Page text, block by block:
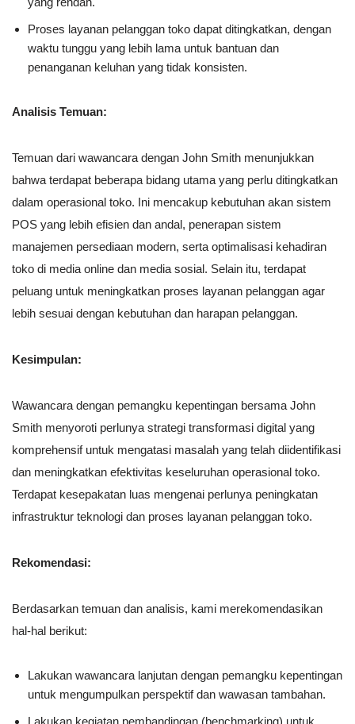
Proses layanan pelanggan toko dapat ditingkatkan, dengan
waktu tunggu yang lebih lama untuk bantuan dan
penanganan keluhan yang tidak konsisten.
Analisis Temuan:
Temuan dari wawancara dengan John Smith menunjukkan
bahwa terdapat beberapa bidang utama yang perlu ditingkatkan
dalam operasional toko. Ini mencakup kebutuhan akan sistem
POS yang lebih efisien dan andal, penerapan sistem
manajemen persediaan modern, serta optimalisasi kehadiran
toko di media online dan media sosial. Selain itu, terdapat
peluang untuk meningkatkan proses layanan pelanggan agar
lebih sesuai dengan kebutuhan dan harapan pelanggan.
Kesimpulan:
Wawancara dengan pemangku kepentingan bersama John
Smith menyoroti perlunya strategi transformasi digital yang
komprehensif untuk mengatasi masalah yang telah diidentifikasi
dan meningkatkan efektivitas keseluruhan operasional toko.
Terdapat kesepakatan luas mengenai perlunya peningkatan
infrastruktur teknologi dan proses layanan pelanggan toko.
Rekomendasi:
Berdasarkan temuan dan analisis, kami merekomendasikan
hal-hal berikut:
Lakukan wawancara lanjutan dengan pemangku kepentingan
untuk mengumpulkan perspektif dan wawasan tambahan.